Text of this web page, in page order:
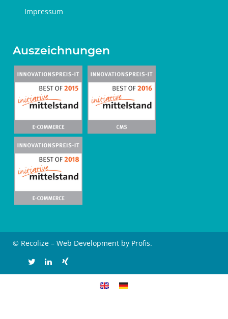
Impressum
Auszeichnungen
© Recolize – Web Development by Profis.